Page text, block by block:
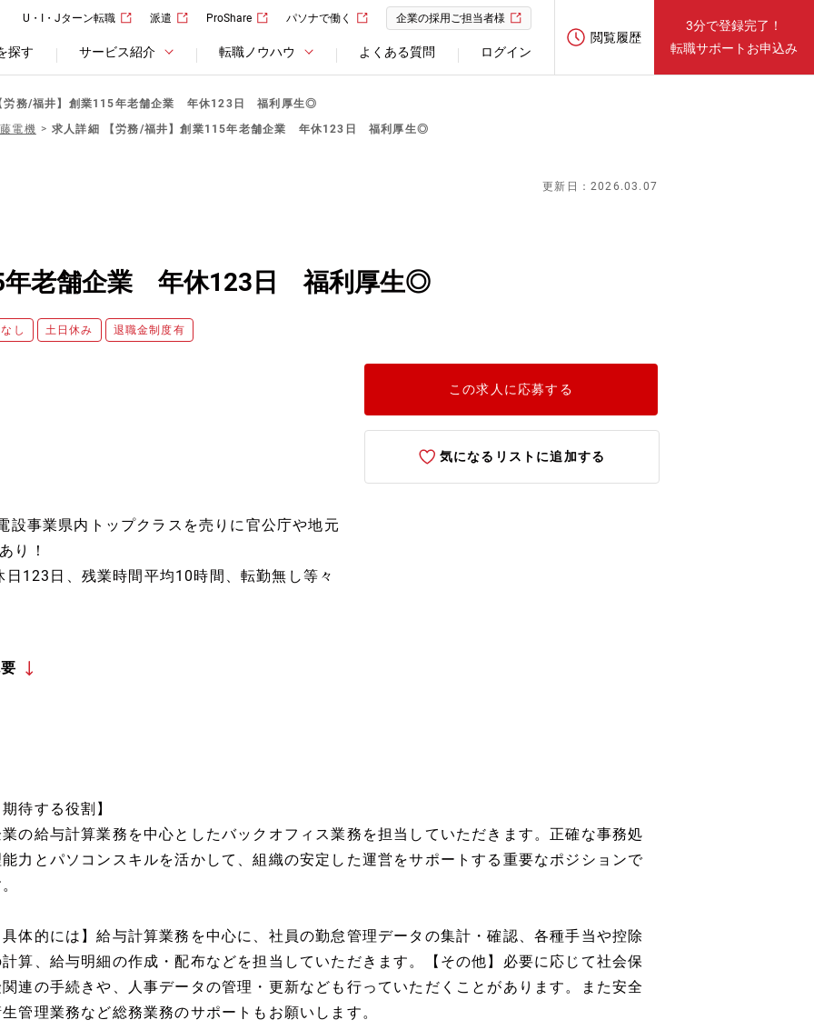
U・I・Jターン転職 派遣 ProShare パソナで働く 企業の採用ご担当者様
探す サービス紹介 転職ノウハウ よくある質問 ログイン
閲覧履歴
3分で登録完了！
転職サポートお申込み
労務/福井】創業115年老舗企業 年休123日 福利厚生◎
電機
求人詳細 【労務/福井】創業115年老舗企業 年休123日 福利厚生◎
更新日：2026.03.07
年老舗企業 年休123日 福利厚生◎
し 土日休み 退職金制度有
設事業県内トップクラスを売りに官公庁や地元
り！
123日、残業時間平均10時間、転勤無し等々
この求人に応募する
気になるリストに追加する
待する役割】
の給与計算業務を中心としたバックオフィス業務を担当していただきます。正確な事務処
力とパソコンスキルを活かして、組織の安定した運営をサポートする重要なポジションで
体的には】給与計算業務を中心に、社員の勤怠管理データの集計・確認、各種手当や控除
算、給与明細の作成・配布などを担当していただきます。【その他】必要に応じて社会保
連の手続きや、人事データの管理・更新なども行っていただくことがあります。また安全
管理業務など総務業務のサポートもお願いします。